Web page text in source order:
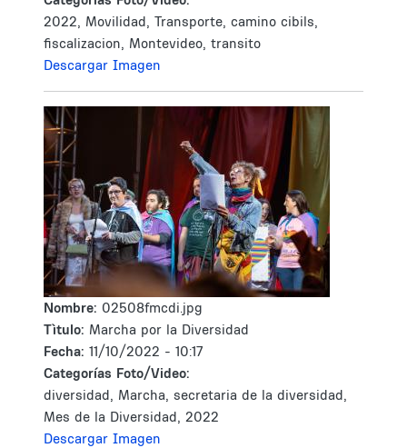
2022, Movilidad, Transporte, camino cibils,
fiscalizacion, Montevideo, transito
Descargar Imagen
Nombre: 02508fmcdi.jpg
Tìtulo: Marcha por la Diversidad
Fecha: 11/10/2022 - 10:17
Categorías Foto/Video:
diversidad, Marcha, secretaria de la diversidad,
Mes de la Diversidad, 2022
Descargar Imagen